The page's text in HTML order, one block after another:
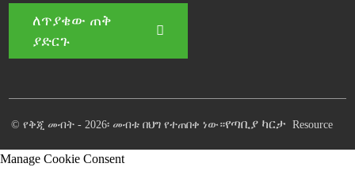
ለጥያቄው ጠቅ
ያድርጉ
© የቅጂ መብት - 2026፡ መብቱ በህግ የተጠበቀ ነው።የጣቢያ ካርታ Resource
Manage Cookie Consent